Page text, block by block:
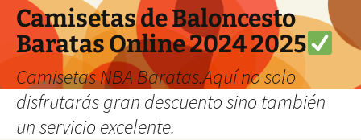
Camisetas de Baloncesto
Baratas Online 2024 2025
Camisetas NBA Baratas.Aquí no solo
disfrutarás gran descuento sino también
un servicio excelente.